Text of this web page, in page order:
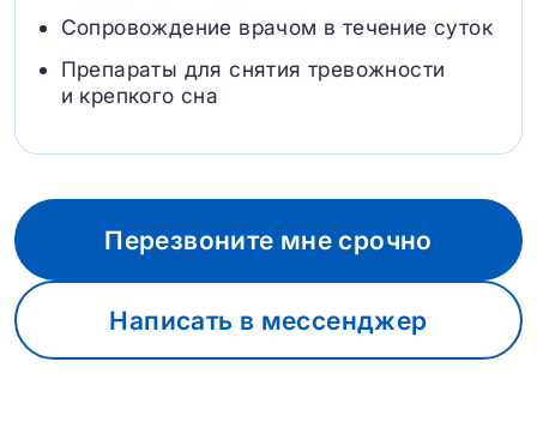
Сопровождение врачом в течение суток
Препараты для снятия тревожности
и крепкого сна
Перезвоните мне срочно
Написать в мессенджер